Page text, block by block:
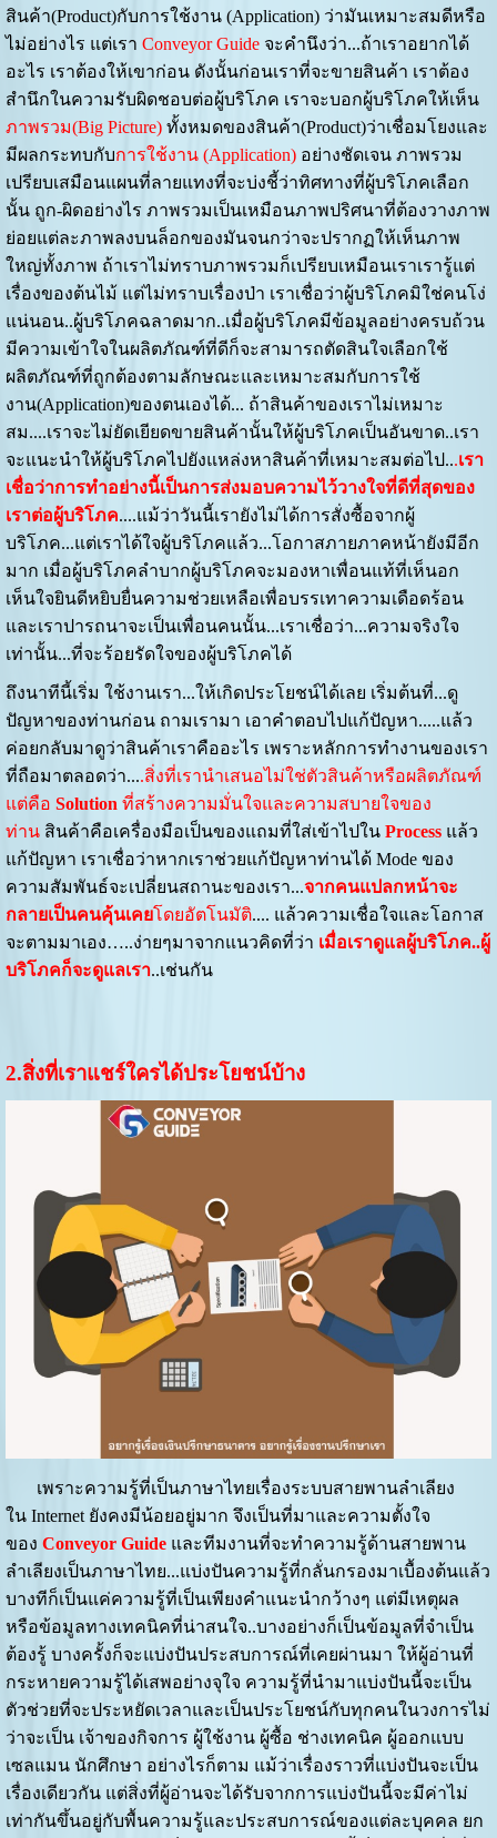
สินค้า(Product)กับการใช้งาน (Application) ว่ามันเหมาะสมดีหรือ
ไม่อย่างไร แต่เรา Conveyor Guideจะคำนึงว่า...ถ้าเราอยากได้
อะไร เราต้องให้เขาก่อน ดังนั้นก่อนเราที่จะขายสินค้า เราต้อง
สำนึกในความรับผิดชอบต่อผู้บริโภค เราจะบอกผู้บริโภคให้เห็น
ภาพรวม(Big Picture) ทั้งหมดของสินค้า(Product)ว่าเชื่อมโยงและ
มีผลกระทบกับการใช้งาน (Application)อย่างชัดเจน ภาพรวม
เปรียบเสมือนแผนที่ลายแทงที่จะบ่งชี้ว่าทิศทางที่ผู้บริโภคเลือก
นั้น ถูก-ผิดอย่างไร ภาพรวมเป็นเหมือนภาพปริศนาที่ต้องวางภาพ
ย่อยแต่ละภาพลงบนล็อกของมันจนกว่าจะปรากฏให้เห็นภาพ
ใหญ่ทั้งภาพ ถ้าเราไม่ทราบภาพรวมก็เปรียบเหมือนเราเรารู้แต่
เรื่องของต้นไม้ แต่ไม่ทราบเรื่องป่า เราเชื่อว่าผู้บริโภคมิใช่คนโง่
แน่นอน..ผู้บริโภคฉลาดมาก..เมื่อผู้บริโภคมีข้อมูลอย่างครบถ้วน
มีความเข้าใจในผลิตภัณฑ์ที่ดีก็จะสามารถตัดสินใจเลือกใช้
ผลิตภัณฑ์ที่ถูกต้องตามลักษณะและเหมาะสมกับการใช้
งาน(Application)ของตนเองได้... ถ้าสินค้าของเราไม่เหมาะ
สม....เราจะไม่ยัดเยียดขายสินค้านั้นให้ผู้บริโภคเป็นอันขาด..เรา
จะแนะนำให้ผู้บริโภคไปยังแหล่งหาสินค้าที่เหมาะสมต่อไป...เรา
เชื่อว่าการทำอย่างนี้เป็นการส่งมอบความไว้วางใจที่ดีที่สุดของ
เราต่อผู้บริโภค....แม้ว่าวันนี้เรายังไม่ได้การสั่งซื้อจากผู้
บริโภค...แต่เราได้ใจผู้บริโภคแล้ว...โอกาสภายภาคหน้ายังมีอีก
มาก เมื่อผู้บริโภคลำบากผู้บริโภคจะมองหาเพื่อนแท้ที่เห็นอก
เห็นใจยินดีหยิบยื่นความช่วยเหลือเพื่อบรรเทาความเดือดร้อน
และเราปารถนาจะเป็นเพื่อนคนนั้น...เราเชื่อว่า...ความจริงใจ
เท่านั้น...ที่จะร้อยรัดใจของผู้บริโภคได้
ถึงนาทีนี้เริ่ม ใช้งานเรา...ให้เกิดประโยชน์ได้เลย เริ่มต้นที่...ดู
ปัญหาของท่านก่อน ถามเรามา เอาคำตอบไปแก้ปัญหา.....แล้ว
ค่อยกลับมาดูว่าสินค้าเราคืออะไร เพราะหลักการทำงานของเรา
ที่ถือมาตลอดว่า....สิ่งที่เรานำเสนอไม่ใช่ตัวสินค้าหรือผลิตภัณฑ์
แต่คือ Solution ที่สร้างความมั่นใจและความสบายใจของ
ท่าน สินค้าคือเครื่องมือเป็นของแถมที่ใส่เข้าไปใน Processแล้ว
แก้ปัญหา เราเชื่อว่าหากเราช่วยแก้ปัญหาท่านได้ Mode ของ
ความสัมพันธ์จะเปลี่ยนสถานะของเรา...จากคนแปลกหน้าจะ
กลายเป็นคนคุ้นเคยโดยอัตโนมัติ.... แล้วความเชื่อใจและโอกาส
จะตามมาเอง…..ง่ายๆมาจากแนวคิดที่ว่า เมื่อเราดูแลผู้บริโภค..ผู้
บริโภคก็จะดูแลเรา..เช่นกัน
2.สิ่งที่เราแชร์ใครได้ประโยชน์บ้าง
เพราะความรู้ที่เป็นภาษาไทยเรื่องระบบสายพานลำเลียง
ใน Internet ยังคงมีน้อยอยู่มาก จึงเป็นที่มาและความตั้งใจ
ของ Conveyor Guideและทีมงานที่จะทำความรู้ด้านสายพาน
ลำเลียงเป็นภาษาไทย...แบ่งปันความรู้ที่กลั่นกรองมาเบื้องต้นแล้ว
บางทีก็เป็นแค่ความรู้ที่เป็นเพียงคำแนะนำกว้างๆ แต่มีเหตุผล
หรือข้อมูลทางเทคนิคที่น่าสนใจ..บางอย่างก็เป็นข้อมูลที่จำเป็น
ต้องรู้ บางครั้งก็จะแบ่งปันประสบการณ์ที่เคยผ่านมา ให้ผู้อ่านที่
กระหายความรู้ได้เสพอย่างจุใจ ความรู้ที่นำมาแบ่งปันนี้จะเป็น
ตัวช่วยที่จะประหยัดเวลาและเป็นประโยชน์กับทุกคนในวงการไม่
ว่าจะเป็น เจ้าของกิจการ ผู้ใช้งาน ผู้ซื้อ ช่างเทคนิค ผู้ออกแบบ
เซลแมน นักศึกษา อย่างไรก็ตาม แม้ว่าเรื่องราวที่แบ่งปันจะเป็น
เรื่องเดียวกัน แต่สิ่งที่ผู้อ่านจะได้รับจากการแบ่งปันนี้จะมีค่าไม่
เท่ากันขึ้นอยู่กับพื้นความรู้และประสบการณ์ของแต่ละบุคคล ยก